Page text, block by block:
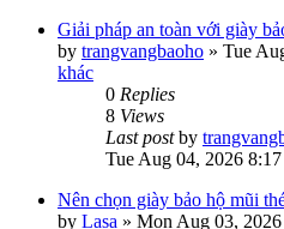
Giải pháp an toàn với giày
by trangvangbaoho » Tue
khác
0 Replies
8 Views
Last postby
Tue Aug 04, 2026
Nên chọn giày bảo hộ mũi
by Lasa » Mon Aug 03,